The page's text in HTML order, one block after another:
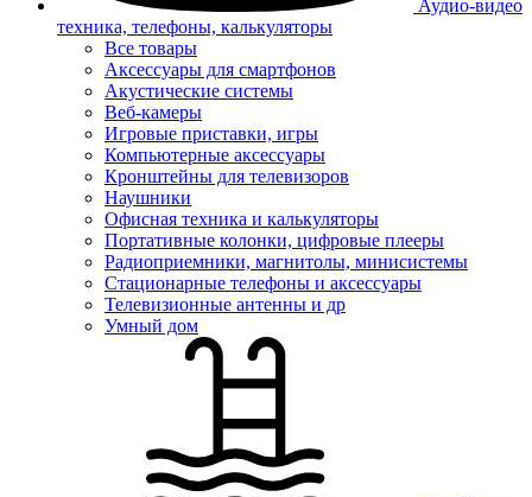
Аудио-видео
техника, телефоны, калькуляторы
Все товары
Аксессуары для смартфонов
Акустические системы
Веб-камеры
Игровые приставки, игры
Компьютерные аксессуары
Кронштейны для телевизоров
Наушники
Офисная техника и калькуляторы
Портативные колонки, цифровые плееры
Радиоприемники, магнитолы, минисистемы
Стационарные телефоны и аксессуары
Телевизионные антенны и др
Умный дом